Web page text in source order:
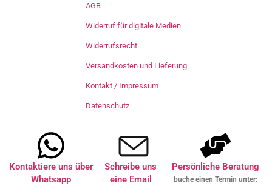
AGB
Widerruf für digitale Medien
Widerrufsrecht
Versandkosten und Lieferung
Kontakt / Impressum
Datenschutz
Kontaktiere uns über
Whatsapp
Schreibe uns
eine Email
Persönliche Beratung
buche einen Termin unter: